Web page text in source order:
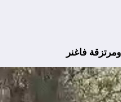
فاغنر